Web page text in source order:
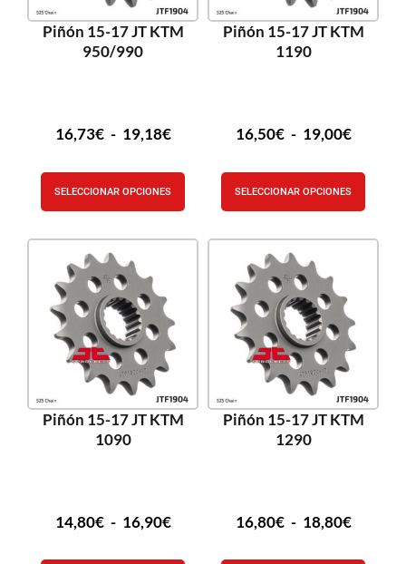
Piñón 15-17 JT KTM
950/990
16,73€ - 19,18€
SELECCIONAR OPCIONES
Piñón 15-17 JT KTM
1190
16,50€ - 19,00€
SELECCIONAR OPCIONES
Piñón 15-17 JT KTM
1090
14,80€ - 16,90€
Piñón 15-17 JT KTM
1290
16,80€ - 18,80€